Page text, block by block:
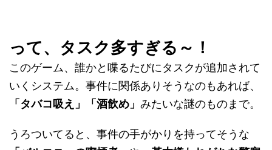
って、タスク多すぎる～！
このゲーム、誰かと喋るたびにタスクが追加されて
いくシステム。事件に関係ありそうなのもあれば、
「タバコ吸え」「酒飲め」 みたいな謎のものまで。
うろついてると、事件の手がかりを持ってそうな